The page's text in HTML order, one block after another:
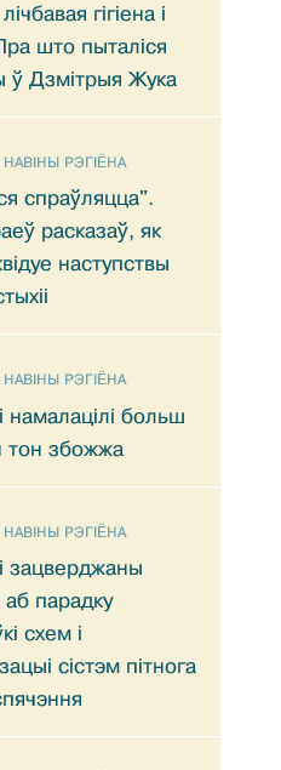
гігіена і
што пыталіся
ў Дзмітрыя Жука
НАВIНЫ РЭГIЁНА
спраўляцца".
расказаў, як
наступствы
НАВIНЫ РЭГIЁНА
намалацілі больш
тон збожжа
НАВIНЫ РЭГIЁНА
зацверджаны
аб парадку
схем і
сістэм пітнога